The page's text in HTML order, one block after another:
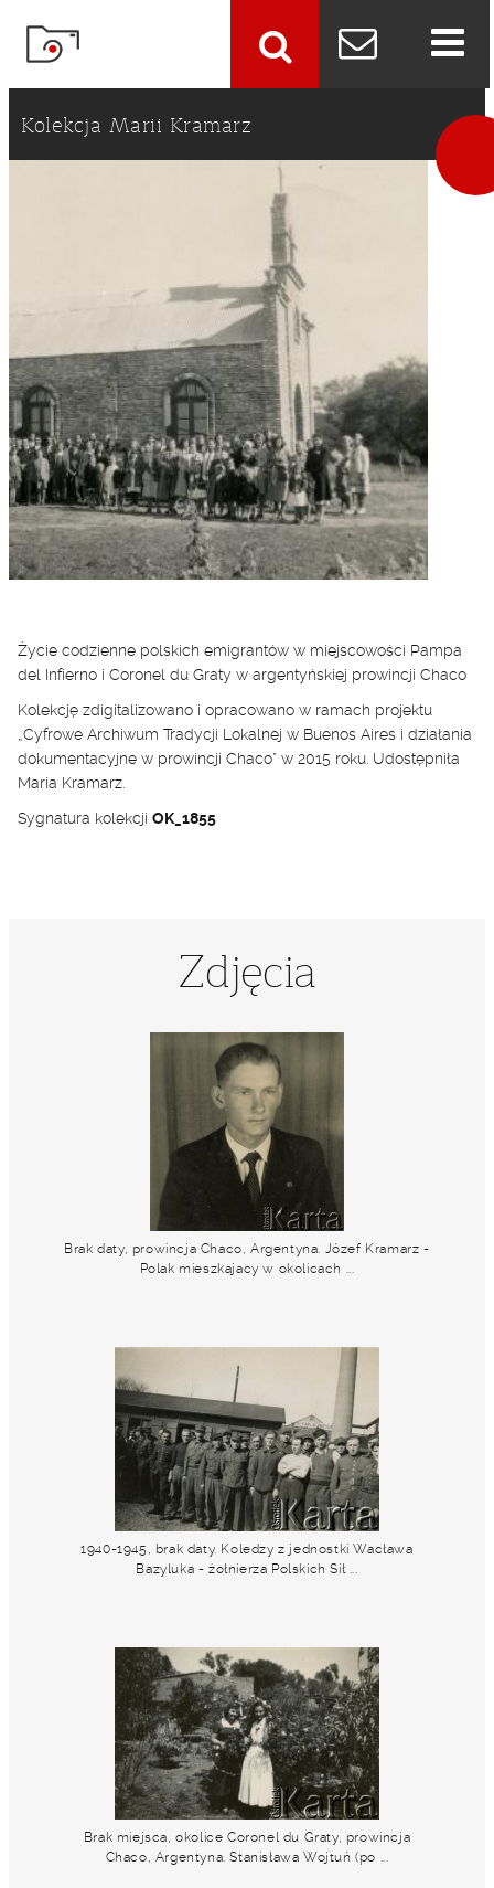
Kolekcja Marii Kramarz
Życie codzienne polskich emigrantów w miejscowości Pampa
del Infierno i Coronel du Graty w argentyńskiej prowincji Chaco
Kolekcję zdigitalizowano i opracowano w ramach projektu
„Cyfrowe Archiwum Tradycji Lokalnej w Buenos Aires i działania
dokumentacyjne w prowincji Chaco” w 2015 roku. Udostępniła
Maria Kramarz.
Sygnatura kolekcji OK_1855
Zdjęcia
Brak daty, prowincja Chaco, Argentyna. Józef Kramarz -
Polak mieszkajacy w okolicach ...
1940-1945, brak daty. Koledzy z jednostki Wacława
Bazyluka - żołnierza Polskich Sił ...
Brak miejsca, okolice Coronel du Graty, prowincja
Chaco, Argentyna. Stanisława Wojtuń (po ...